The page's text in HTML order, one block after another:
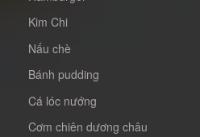
Kim Chi
Nấu chè
Bánh pudding
Cá lóc nướng
Cơm chiên dương châu